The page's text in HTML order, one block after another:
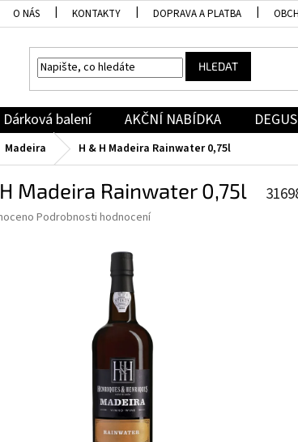
O NÁS KONTAKTY DOPRAVA A PLATBA
HLEDAT
Dárková balení AKČNÍ NABÍDKA
Madeira H & H Madeira Rainwater 0,75l
Madeira Rainwater 0,75l
Podrobnosti hodnocení